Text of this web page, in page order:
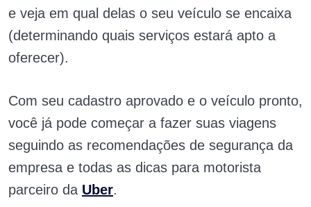
e veja em qual delas o seu veículo se encaixa
(determinando quais serviços estará apto a
oferecer).
Com seu cadastro aprovado e o veículo pronto,
você já pode começar a fazer suas viagens
seguindo as recomendações de segurança da
empresa e todas as dicas para motorista
parceiro da Uber.